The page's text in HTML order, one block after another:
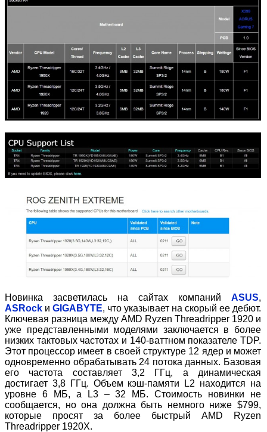
Новинка засветилась на сайтах компанийASUS,
ASRock иGIGABYTE, что указывает на скорый ее дебют.
Ключевая разница между AMD Ryzen Threadripper 1920 и
уже представленными моделями заключается в более
низких тактовых частотах и 140-ваттном показателе TDP.
Этот процессор имеет в своей структуре 12 ядер и может
одновременно обрабатывать 24 потока данных. Базовая
его частота составляет 3,2 ГГц, а динамическая
достигает 3,8 ГГц. Объем кэш-памяти L2 находится на
уровне 6 МБ, а L3 – 32 МБ. Стоимость новинки не
сообщается, но она должна быть немного ниже $799,
которые просят за более быстрый AMD Ryzen
Threadripper 1920X.